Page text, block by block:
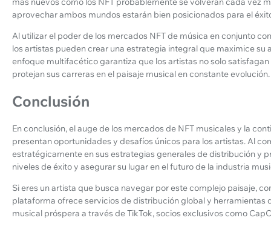
aprovechar ambos mundos estarán bien posicionados para el
Al utilizar el poder de los mercados NFT de música en conjunto
los artistas pueden crear una estrategia integral que maximice su
enfoque multifacético garantiza que los artistas no solo
protejan sus carreras en el paisaje musical en constante evolución.
Conclusión
En conclusión, el auge de los mercados de NFT musicales y la
presentan oportunidades y desafíos únicos para los artistas. Al
estratégicamente en sus estrategias generales de distribución y
niveles de éxito y asegurar su lugar en el futuro de la industria
Si eres un artista que busca navegar por este complejo paisaje,
plataforma ofrece servicios de distribución global y
musical próspera a través de TikTok, socios exclusivos como